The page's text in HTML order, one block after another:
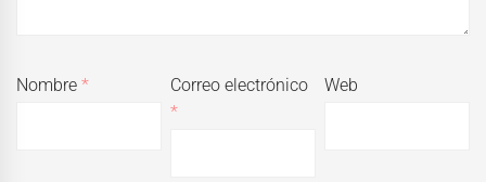
Nombre*
Correo electrónico
*
Web